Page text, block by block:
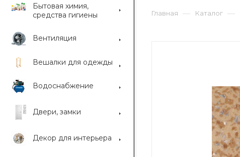
Бытовая химия,
средства гигиены
Вентиляция
Вешалки для одежды
Водоснабжение
Двери, замки
Декор для интерьера
Главная — Каталог —